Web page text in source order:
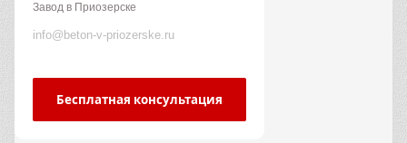
Завод в Приозерске
info@beton-v-priozerske.ru
Бесплатная консультация